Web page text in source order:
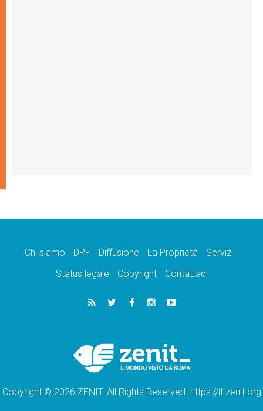
Chi siamo DPF Diffusione La Proprietà
Servizi
Status legale
Copyright Contattaci
Copyright © 2026 ZENIT. All Rights Reserved. https://it.zenit.org